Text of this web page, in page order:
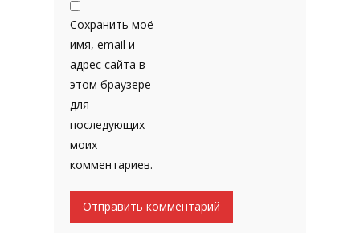
Сохранить моё
имя, email и
адрес сайта в
этом браузере
для
последующих
моих
комментариев.